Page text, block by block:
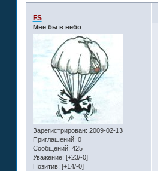
FS
Мне бы в небо
Зарегистрирован: 2009-02-13
Приглашений: 0
Сообщений: 425
Уважение: [+23/-0]
Позитив: [+14/-0]